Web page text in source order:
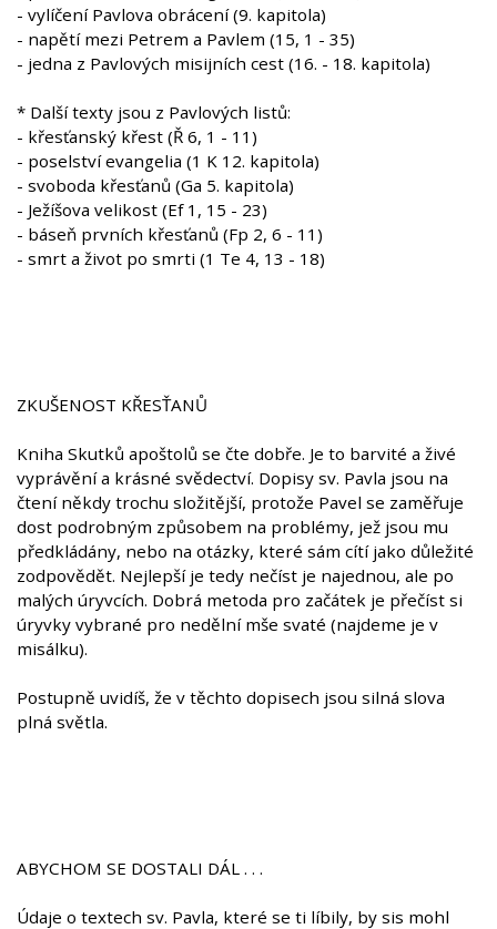
- vylíčení Pavlova obrácení (9. kapitola)
- napětí mezi Petrem a Pavlem (15, 1 - 35)
- jedna z Pavlových misijních cest (16. - 18. kapitola)
* Další texty jsou z Pavlových listů:
- křesťanský křest (Ř 6, 1 - 11)
- poselství evangelia (1 K 12. kapitola)
- svoboda křesťanů (Ga 5. kapitola)
- Ježíšova velikost (Ef 1, 15 - 23)
- báseň prvních křesťanů (Fp 2, 6 - 11)
- smrt a život po smrti (1 Te 4, 13 - 18)
ZKUŠENOST KŘESŤANŮ
Kniha Skutků apoštolů se čte dobře. Je to barvité a živé
vyprávění a krásné svědectví. Dopisy sv. Pavla jsou na
čtení někdy trochu složitější, protože Pavel se zaměřuje
dost podrobným způsobem na problémy, jež jsou mu
předkládány, nebo na otázky, které sám cítí jako důležité
zodpovědět. Nejlepší je tedy nečíst je najednou, ale po
malých úryvcích. Dobrá metoda pro začátek je přečíst si
úryvky vybrané pro nedělní mše svaté (najdeme je v
misálku).
Postupně uvidíš, že v těchto dopisech jsou silná slova
plná světla.
ABYCHOM SE DOSTALI DÁL . . .
Údaje o textech sv. Pavla, které se ti líbily, by sis mohl